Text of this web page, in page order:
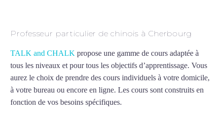
Professeur particulier de chinois à Cherbourg
TALK and CHALK propose une gamme de cours adaptée à
tous les niveaux et pour tous les objectifs d’apprentissage. Vous
aurez le choix de prendre des cours individuels à votre domicile,
à votre bureau ou encore en ligne. Les cours sont construits en
fonction de vos besoins spécifiques.